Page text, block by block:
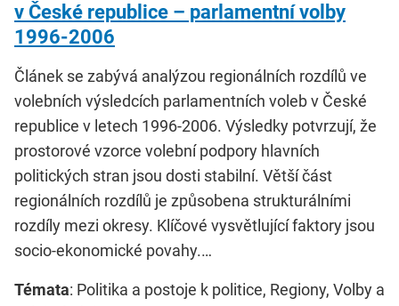
v České republice – parlamentní volby
1996-2006
Článek se zabývá analýzou regionálních rozdílů ve
volebních výsledcích parlamentních voleb v České
republice v letech 1996-2006. Výsledky potvrzují, že
prostorové vzorce volební podpory hlavních
politických stran jsou dosti stabilní. Větší část
regionálních rozdílů je způsobena strukturálními
rozdíly mezi okresy. Klíčové vysvětlující faktory jsou
socio-ekonomické povahy.…
Témata: Politika a postoje k politice, Regiony, Volby a